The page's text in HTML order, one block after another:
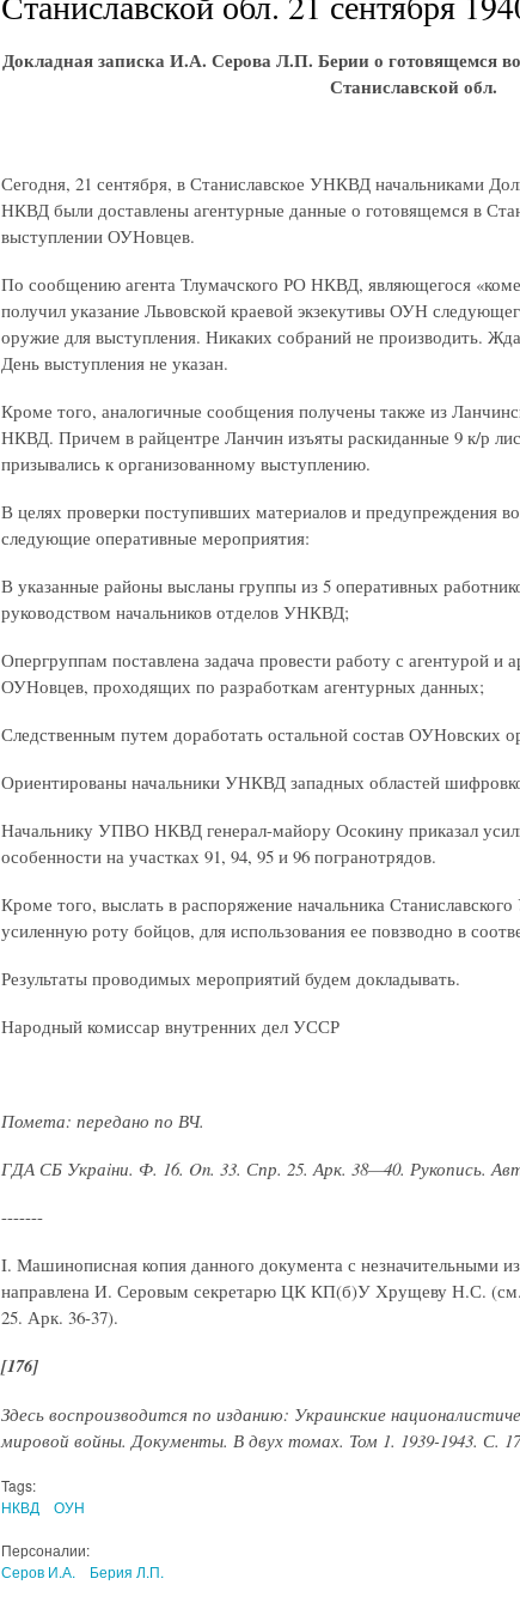
Докладная записка И.А. Серова Л.П. Берии о готовящемся
Станиславской обл.
Сегодня, 21 сентября, в Станиславское УНКВД начальниками
НКВД были доставлены агентурные данные о готовящемся в
выступлении ОУНовцев.
По сообщению агента Тлумачского РО НКВД, являющегося
получил указание Львовской краевой экзекутивы ОУН
оружие для выступления. Никаких собраний не производить.
День выступления не указан.
Кроме того, аналогичные сообщения получены также из
НКВД. Причем в райцентре Ланчин изъяты раскиданные 9 к/р
призывались к организованному выступлению.
В целях проверки поступивших материалов и предупреждения
следующие оперативные мероприятия:
В указанные районы высланы группы из 5 оперативных
руководством начальников отделов УНКВД;
Опергруппам поставлена задача провести работу с агентурой и
ОУНовцев, проходящих по разработкам агентурных данных;
Следственным путем доработать остальной состав ОУНовских
Ориентированы начальники УНКВД западных областей
Начальнику УПВО НКВД генерал-майору Осокину приказал
особенности на участках 91, 94, 95 и 96 погранотрядов.
Кроме того, выслать в распоряжение начальника
усиленную роту бойцов, для использования ее повзводно в
Результаты проводимых мероприятий будем докладывать.
Народный комиссар внутренних дел УССР
Помета: передано по ВЧ.
ГДА СБ Украiни. Ф. 16. On. 33. Спр. 25. Арк. 38—40. Рукопись.
-------
I. Машинописная копия данного документа с незначительными
направлена И. Серовым секретарю ЦК КП(б)У Хрущеву Н.С.
25. Арк. 36-37).
[176]
Здесь воспроизводится по изданию: Украинские
мировой войны. Документы. В двух томах. Том 1. 1939-1943. С. 17
Tags:
НКВД
ОУН
Персоналии:
Серов И.А.
Берия Л.П.